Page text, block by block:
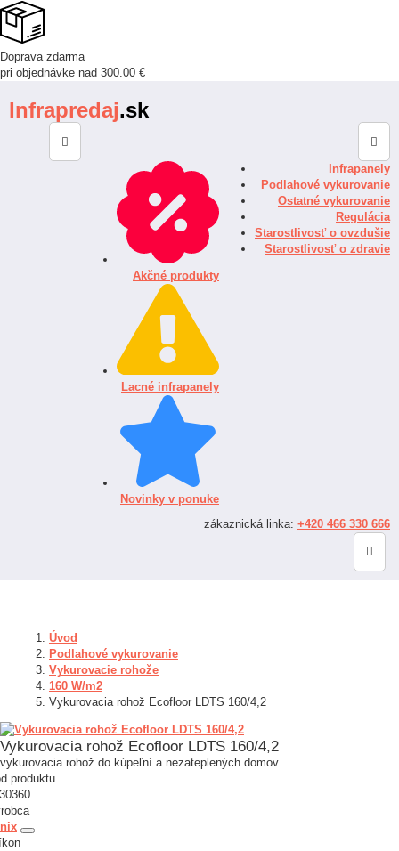
Doprava zdarma
pri objednávke nad 300.00 €
Infrapredaj.sk
Infrapanely
Podlahové vykurovanie
Ostatné vykurovanie
Regulácia
Starostlivosť o ovzdušie
Starostlivosť o zdravie
Akčné produkty
Lacné infrapanely
Novinky v ponuke
zákaznická linka: +420 466 330 666
Úvod
Podlahové vykurovanie
Vykurovacie rohože
160 W/m2
Vykurovacia rohož Ecofloor LDTS 160/4,2
Vykurovacia rohož Ecofloor LDTS 160/4,2
vykurovacia rohož do kúpeľní a nezateplených domov
produktu